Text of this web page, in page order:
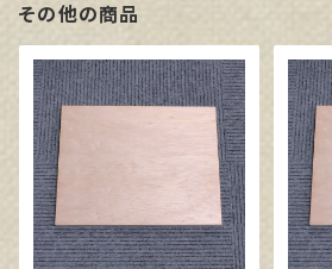
その他の商品